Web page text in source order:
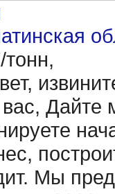
тонн,
Дайте
Мы